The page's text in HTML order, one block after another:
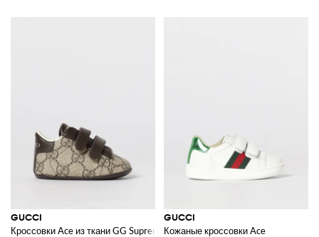
GUCCI
Кроссовки Ace из ткани GG Supreme
GUCCI
Кожаные кроссовки Ace